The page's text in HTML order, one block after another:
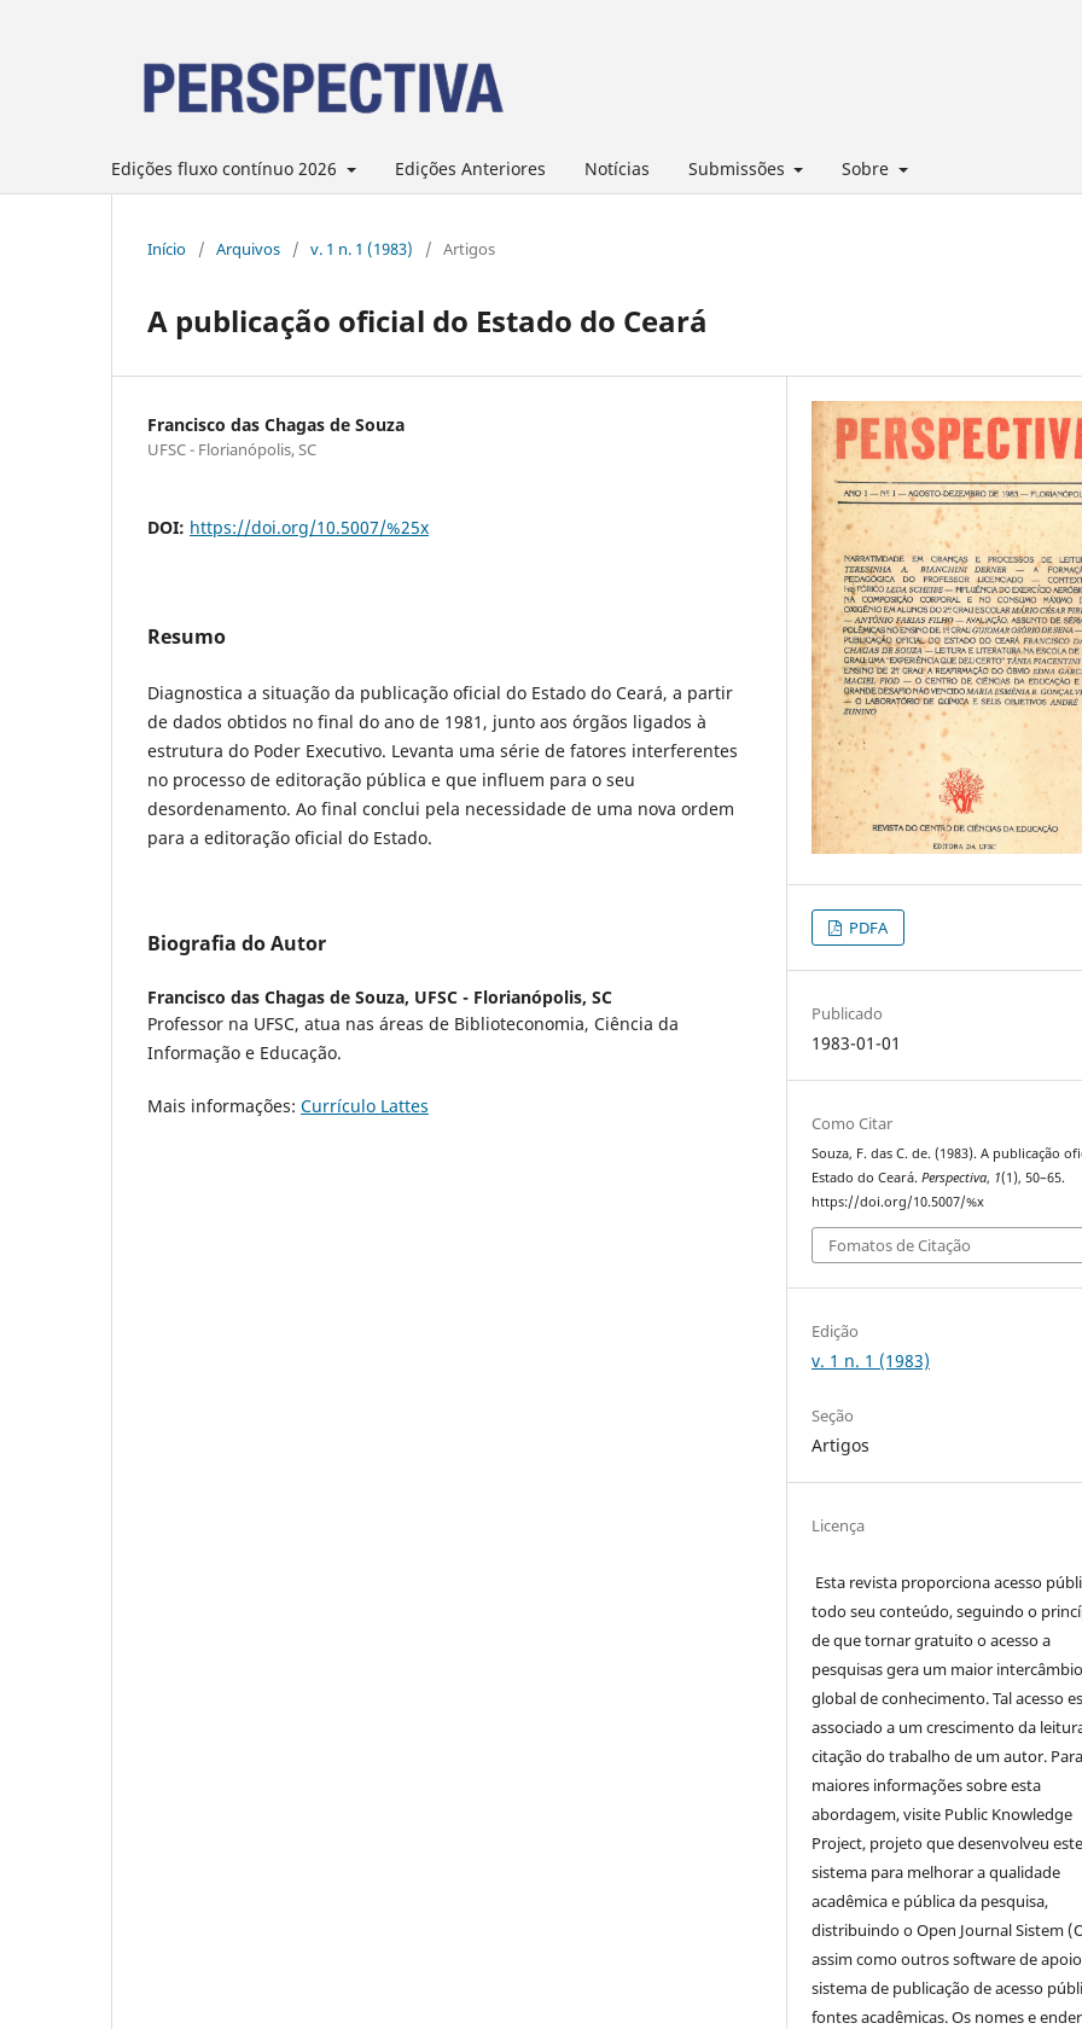
Edições fluxo contínuo 2026 Edições Anteriores Notícias Submissões Sobre
Início / Arquivos / v. 1 n. 1 (1983) / Artigos
A publicação oficial do Estado do Ceará
Francisco das Chagas de Souza
UFSC - Florianópolis, SC
DOI: https://doi.org/10.5007/%25x
Resumo
Diagnostica a situação da publicação oficial do Estado do Ceará, a partir
de dados obtidos no final do ano de 1981, junto aos órgãos ligados à
estrutura do Poder Executivo. Levanta uma série de fatores interferentes
no processo de editoração pública e que influem para o seu
desordenamento. Ao final conclui pela necessidade de uma nova ordem
para a editoração oficial do Estado.
Biografia do Autor
Francisco das Chagas de Souza, UFSC - Florianópolis, SC
Professor na UFSC, atua nas áreas de Biblioteconomia, Ciência da
Informação e Educação.
Mais informações: Currículo Lattes
PDFA
Publicado
1983-01-01
Como Citar
Souza, F. das C. de. (1983). A publicação
Estado do Ceará.Perspectiva, 1(1), 50–65.
https://doi.org/10.5007/%x
Fomatos de Citação
Edição
v. 1 n. 1 (1983)
Seção
Artigos
Licença
Esta revista proporciona acesso
todo seu conteúdo, seguindo o
de que tornar gratuito o acesso a
pesquisas gera um maior intercâmbio
global de conhecimento. Tal acesso
associado a um crescimento da
citação do trabalho de um autor. Para
maiores informações sobre esta
abordagem, visite Public Knowledge
Project, projeto que desenvolveu este
sistema para melhorar a qualidade
acadêmica e pública da pesquisa,
distribuindo o Open Journal Sistem
assim como outros software de
sistema de publicação de acesso
fontes acadêmicas. Os nomes e